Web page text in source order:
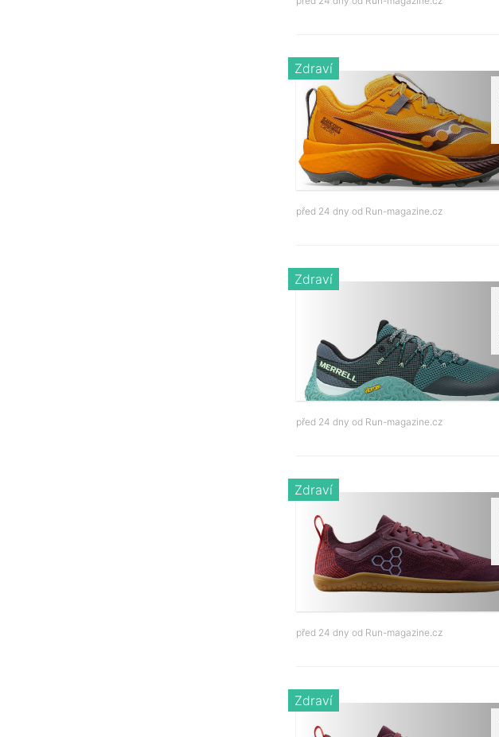
Zdraví
před 24 dny od Run-magazine.cz
Zdraví
před 24 dny od Run-magazine.cz
Zdraví
před 24 dny od Run-magazine.cz
Zdraví